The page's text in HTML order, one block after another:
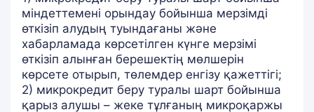
міндеттемені орындау бойынша мерзімді
өткізіп алудың туындағаны және
хабарламада көрсетілген күнге мерзімі
өткізіп алынған берешектің мөлшерін
көрсете отырып, төлемдер енгізу қажеттігі;
2) микрокредит беру туралы шарт бойынша
қарыз алушы – жеке тұлғаның микроқаржы